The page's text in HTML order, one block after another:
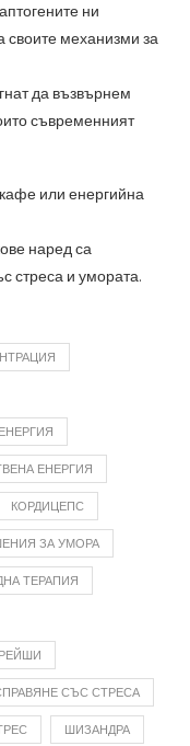
ни
своите механизми за
да възвърнем
съвременният
или енергийна
наред са
стреса и умората.
ЕНЕРГИЯ
КОРДИЦЕПС
ЗА УМОРА
ТЕРАПИЯ
РЕЙШИ
СЪС СТРЕСА
ШИЗАНДРА